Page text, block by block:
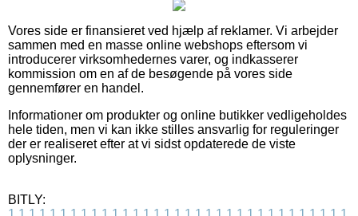
Vores side er finansieret ved hjælp af reklamer. Vi arbejder
sammen med en masse online webshops eftersom vi
introducerer virksomhedernes varer, og indkasserer
kommission om en af de besøgende på vores side
gennemfører en handel.
Informationer om produkter og online butikker vedligeholdes
hele tiden, men vi kan ikke stilles ansvarlig for reguleringer
der er realiseret efter at vi sidst opdaterede de viste
oplysninger.
BITLY: